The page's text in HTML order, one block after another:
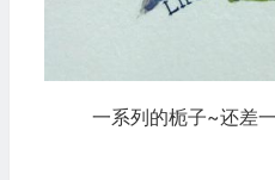
一系列的栀子~还差